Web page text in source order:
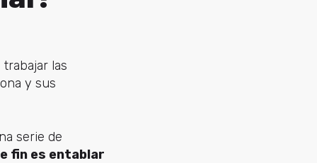
las
y sus
serie de
fin es entablar